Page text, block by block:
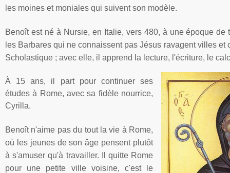
les moines et moniales qui suivent son modèle.
Benoît est né à Nursie, en Italie, vers480, à une époque de
les Barbares qui neconnaissentpasJésus ravagent villeset
Scholastique ; avec elle, il apprend la lecture, l'écriture, le
À 15ans, il part pour continuer ses
études à Rome,avec sa fidèle nourrice,
Cyrilla.
Benoît n'aime pas du tout la vie à Rome,
où les jeunesde sonâge pensent plutôt
à s'amuser qu'à travailler. Il quitteRome
pour une petite ville voisine, c'estle